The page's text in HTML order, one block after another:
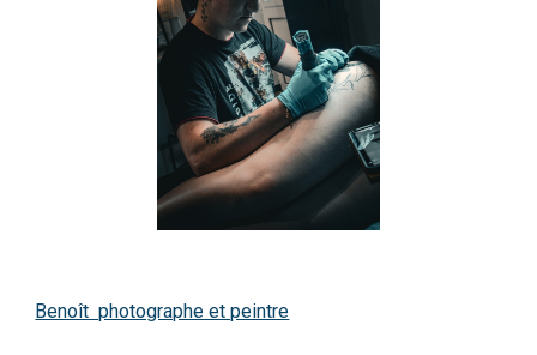
Benoît photographe et peintre